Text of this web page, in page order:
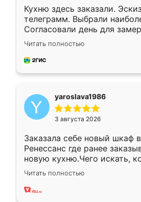
Кухню здесь заказали.
телеграмм. Выбрали
Согласовали день для
недели кухня была уже
довольны работой. Спасибо
мебель за качественную
Читать полностью
yaroslava1986
3 августа 2026
Заказала себе новый шкаф
Ренессанс где ранее
новую кухню.Чего искать,
вполне довольна. Служит
два года, нареканий нет.
Читать полностью